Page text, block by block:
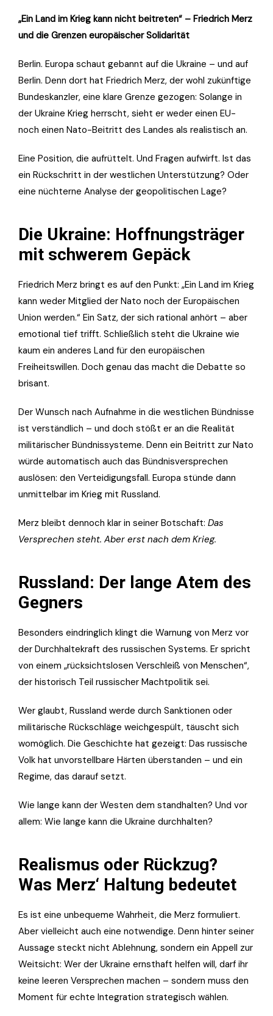
„Ein Land im Krieg kann nicht beitreten“ – Friedrich Merz
und die Grenzen europäischer Solidarität
Berlin. Europa schaut gebannt auf die Ukraine – und auf
Berlin. Denn dort hat Friedrich Merz, der wohl zukünftige
Bundeskanzler, eine klare Grenze gezogen: Solange in
der Ukraine Krieg herrscht, sieht er weder einen EU-
noch einen Nato-Beitritt des Landes als realistisch an.
Eine Position, die aufrüttelt. Und Fragen aufwirft. Ist das
ein Rückschritt in der westlichen Unterstützung? Oder
eine nüchterne Analyse der geopolitischen Lage?
Die Ukraine: Hoffnungsträger
mit schwerem Gepäck
Friedrich Merz bringt es auf den Punkt: „Ein Land im Krieg
kann weder Mitglied der Nato noch der Europäischen
Union werden.“ Ein Satz, der sich rational anhört – aber
emotional tief trifft. Schließlich steht die Ukraine wie
kaum ein anderes Land für den europäischen
Freiheitswillen. Doch genau das macht die Debatte so
brisant.
Der Wunsch nach Aufnahme in die westlichen Bündnisse
ist verständlich – und doch stößt er an die Realität
militärischer Bündnissysteme. Denn ein Beitritt zur Nato
würde automatisch auch das Bündnisversprechen
auslösen: den Verteidigungsfall. Europa stünde dann
unmittelbar im Krieg mit Russland.
Merz bleibt dennoch klar in seiner Botschaft: Das
Versprechen steht. Aber erst nach dem Krieg.
Russland: Der lange Atem des
Gegners
Besonders eindringlich klingt die Warnung von Merz vor
der Durchhaltekraft des russischen Systems. Er spricht
von einem „rücksichtslosen Verschleiß von Menschen“,
der historisch Teil russischer Machtpolitik sei.
Wer glaubt, Russland werde durch Sanktionen oder
militärische Rückschläge weichgespült, täuscht sich
womöglich. Die Geschichte hat gezeigt: Das russische
Volk hat unvorstellbare Härten überstanden – und ein
Regime, das darauf setzt.
Wie lange kann der Westen dem standhalten? Und vor
allem: Wie lange kann die Ukraine durchhalten?
Realismus oder Rückzug?
Was Merz‘ Haltung bedeutet
Es ist eine unbequeme Wahrheit, die Merz formuliert.
Aber vielleicht auch eine notwendige. Denn hinter seiner
Aussage steckt nicht Ablehnung, sondern ein Appell zur
Weitsicht: Wer der Ukraine ernsthaft helfen will, darf ihr
keine leeren Versprechen machen – sondern muss den
Moment für echte Integration strategisch wählen.